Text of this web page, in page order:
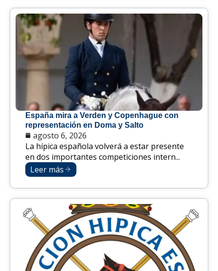
España mira a Verden y Copenhague con
representación en Doma y Salto
agosto 6, 2026
La hípica española volverá a estar presente
en dos importantes competiciones intern...
Leer más